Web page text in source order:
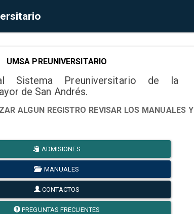
UMSA PREUNIVERSITARIO
Sistema Preuniversitario de la
de San Andrés.
ALGUN REGISTRO REVISAR LOS MANUALES Y
ADMISIONES
MANUALES
CONTACTOS
PREGUNTAS FRECUENTES